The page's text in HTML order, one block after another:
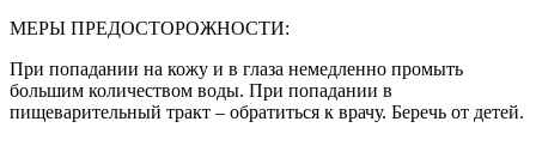
МЕРЫ ПРЕДОСТОРОЖНОСТИ:
При попадании на кожу и в глаза немедленно промыть
большим количеством воды. При попадании в
пищеварительный тракт – обратиться к врачу. Беречь от детей.